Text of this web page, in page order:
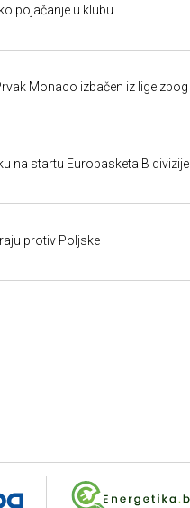
pojačanje u klubu
Monaco izbačen iz lige zbog
na startu Eurobasketa B divizije
protiv Poljske